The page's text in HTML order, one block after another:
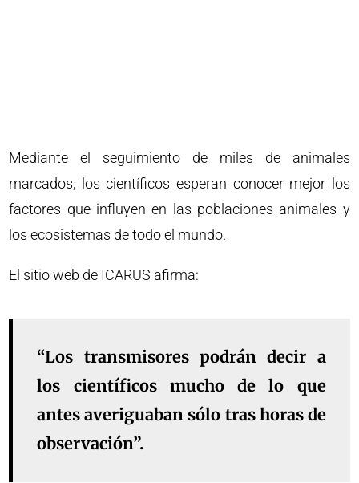
Mediante el seguimiento de miles de animales
marcados, los científicos esperan conocer mejor los
factores que influyen en las poblaciones animales y
los ecosistemas de todo el mundo.
El sitio web de ICARUS afirma:
“Los transmisores podrán decir a
los científicos mucho de lo que
antes averiguaban sólo tras horas de
observación”.